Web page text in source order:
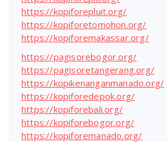
https://kopiforepluit.org/
https://kopiforetomohon.org/
https://kopiforemakassar.org/
https://pagisorebogor.org/
https://pagisoretangerang.org/
https://kopikenanganmanado.org/
https://kopiforedepok.org/
https://kopiforebali.org/
https://kopiforebogor.org/
https://kopiforemanado.org/